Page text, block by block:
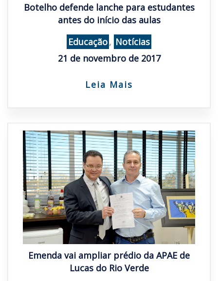
Botelho defende lanche para estudantes
antes do início das aulas
Educação, Notícias
21 de novembro de 2017
Leia Mais
Emenda vai ampliar prédio da APAE de
Lucas do Rio Verde